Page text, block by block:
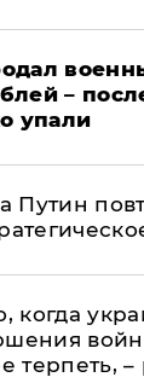
–
упали
Путин
когда
терпеть, –